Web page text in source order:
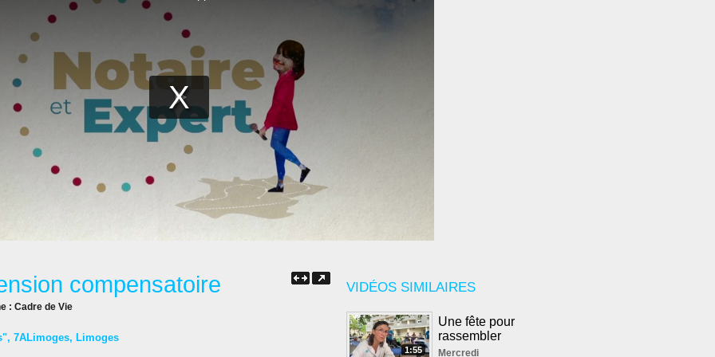
VIDÉOS SIMILAIRES
1:55
Une fête pour
rassembler
Mercredi
compensatoire
: Cadre de Vie
, 7ALimoges, Limoges